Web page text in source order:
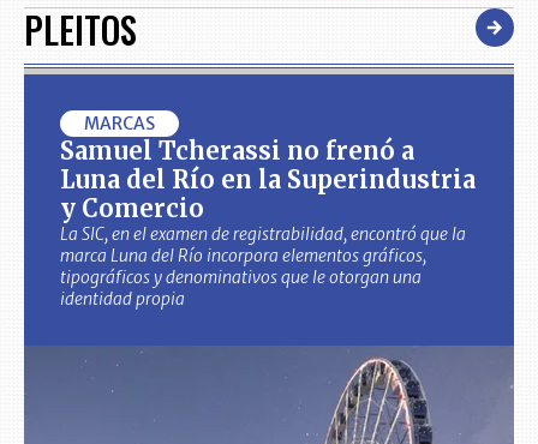
PLEITOS
MARCAS
Samuel Tcherassi no frenó a
Luna del Río en la Superindustria
y Comercio
La SIC, en el examen de registrabilidad, encontró que la
marca Luna del Río incorpora elementos gráficos,
tipográficos y denominativos que le otorgan una
identidad propia